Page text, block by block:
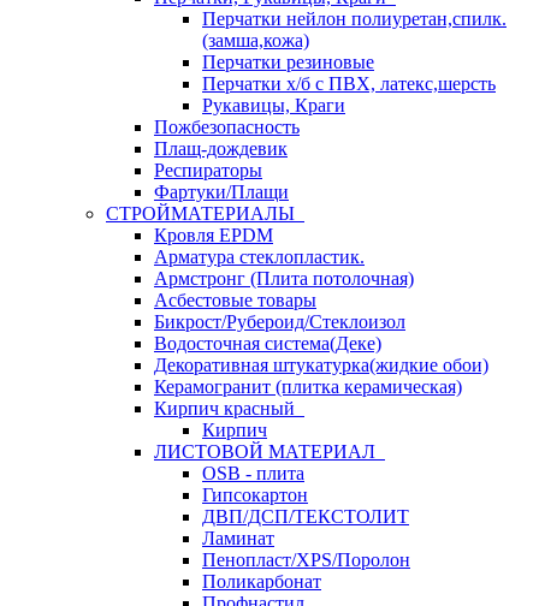
Перчатки нейлон полиуретан,спилк.
(замша,кожа)
Перчатки резиновые
Перчатки х/б с ПВХ, латекс,шерсть
Рукавицы, Краги
Пожбезопасность
Плащ-дождевик
Респираторы
Фартуки/Плащи
СТРОЙМАТЕРИАЛЫ
Кровля ЕРDM
Арматура стеклопластик.
Армстронг (Плита потолочная)
Асбестовые товары
Бикрост/Рубероид/Стеклоизол
Водосточная система(Деке)
Декоративная штукатурка(жидкие обои)
Керамогранит (плитка керамическая)
Кирпич красный
Кирпич
ЛИСТОВОЙ МАТЕРИАЛ
OSB - плита
Гипсокартон
ДВП/ДСП/ТЕКСТОЛИТ
Ламинат
Пенопласт/XPS/Поролон
Поликарбонат